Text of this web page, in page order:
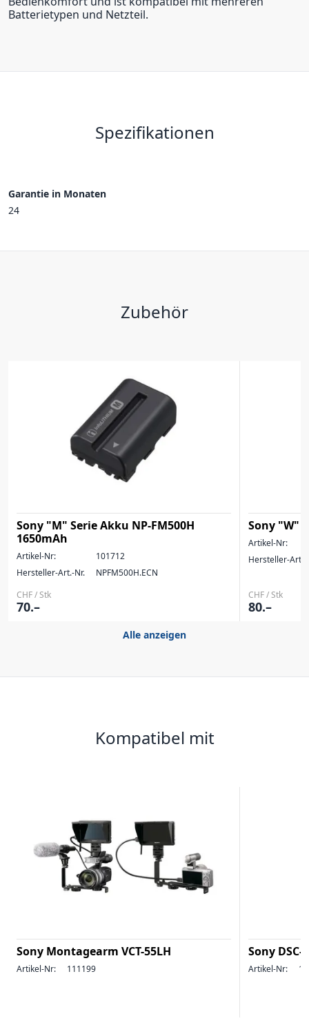
Batterietypen und Netzteil.
Spezifikationen
Garantie in Monaten
24
Zubehör
Sony "M" Serie Akku NP-FM500H
1650mAh
Artikel-Nr:
101712
Hersteller-Art.-Nr.
NPFM500H.ECN
CHF / Stk
70.–
Sony "W"
Artikel-Nr:
Hersteller-Art.-
CHF / Stk
80.–
Alle anzeigen
Kompatibel mit
Sony Montagearm VCT-55LH
Artikel-Nr: 111199
Sony
Artikel-Nr: